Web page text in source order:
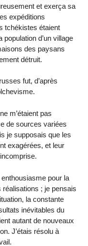
et exerça sa
expéditions
tchékistes étaient
population d’un village
des paysans
détruit.
fut, d’après
m’étaient pas
de sources variées
je supposais que les
exagérées, et leur
pour la
; je pensais
la constante
inévitables du
autant de nouveaux
J’étais résolu à